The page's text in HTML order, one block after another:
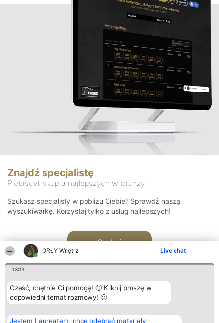
ORŁY Wnętrz Live chat
13:13
Cześć, chętnie Ci pomogę! 🙂 Kliknij proszę w
odpowiedni temat rozmowy! 🙂
Jestem Laureatem, chcę odebrać materiały
Znajdź specjalistę
Plebiscyt skupia najlepszych w branży
Szukasz specjalisty w pobliżu Ciebie? Sprawdź naszą
wyszukiwarkę. Korzystaj tylko z usług najlepszych!
Szukaj
Organizator plebiscytu
Bright Side Solutions sp. z o.
Plebiscyt
Laureaci
Kontakt
Kontakt